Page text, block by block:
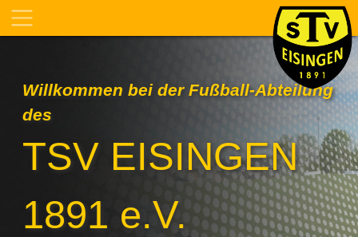
Willkommen bei der Fußball-Abteilung
des
TSV EISINGEN
1891 e.V.